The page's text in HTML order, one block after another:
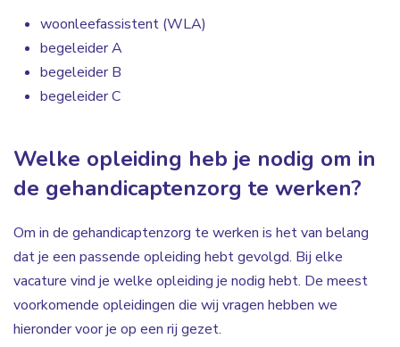
woonleefassistent (WLA)
begeleider A
begeleider B
begeleider C
Welke opleiding heb je nodig om in
de gehandicaptenzorg te werken?
Om in de gehandicaptenzorg te werken is het van belang
dat je een passende opleiding hebt gevolgd. Bij elke
vacature vind je welke opleiding je nodig hebt. De meest
voorkomende opleidingen die wij vragen hebben we
hieronder voor je op een rij gezet.